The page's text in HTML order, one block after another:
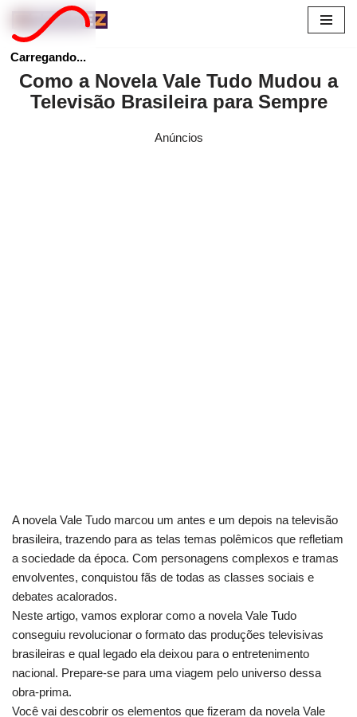
Carregando...
Pular
para
conteúdo
Como a Novela Vale Tudo Mudou a
Televisão Brasileira para Sempre
Anúncios
A novela Vale Tudo marcou um antes e um depois na televisão
brasileira, trazendo para as telas temas polêmicos que refletiam
a sociedade da época. Com personagens complexos e tramas
envolventes, conquistou fãs de todas as classes sociais e
debates acalorados.
Neste artigo, vamos explorar como a novela Vale Tudo
conseguiu revolucionar o formato das produções televisivas
brasileiras e qual legado ela deixou para o entretenimento
nacional. Prepare-se para uma viagem pelo universo dessa
obra-prima.
Você vai descobrir os elementos que fizeram da novela Vale